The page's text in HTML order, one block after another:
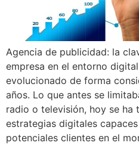
Agencia de publicidad: la
empresa en el entorno
evolucionado de forma
años. Lo que antes se
radio o televisión, hoy se ha
estrategias digitales
potenciales clientes en el